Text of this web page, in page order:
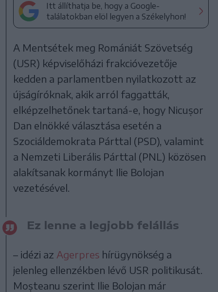
Itt állíthatja be, hogy a Google-
találatokban elöl legyen a Székelyhon!
A Mentsétek meg Romániát Szövetség
(USR) képviselőházi frakcióvezetője
kedden a parlamentben nyilatkozott az
újságíróknak, akik arról faggatták,
elképzelhetőnek tartaná-e, hogy Nicușor
Dan elnökké választása esetén a
Szociáldemokrata Párttal (PSD), valamint
a Nemzeti Liberális Párttal (PNL) közösen
alakítsanak kormányt Ilie Bolojan
vezetésével.
Ez lenne a legjobb felállás
– idézi az Agerpres hírügynökség a
jelenleg ellenzékben lévő USR politikusát.
Moșteanu szerint Ilie Bolojan már